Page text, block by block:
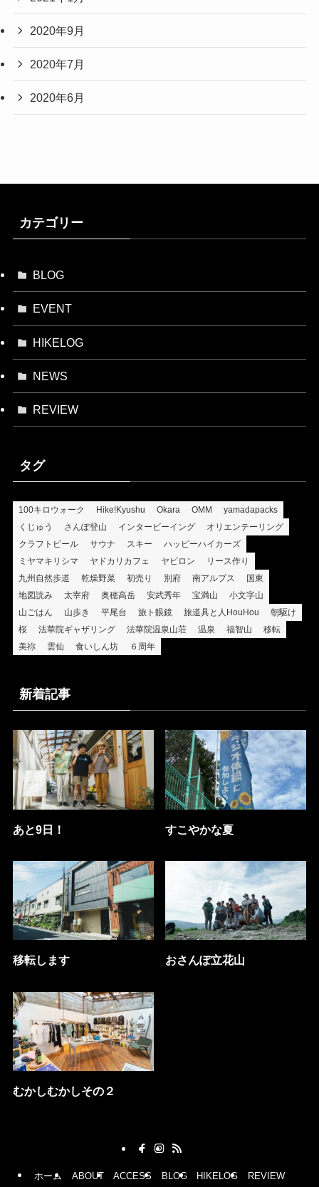
2020年9月
2020年7月
2020年6月
カテゴリー
BLOG
EVENT
HIKELOG
NEWS
REVIEW
タグ
100キロウォーク Hike!Kyushu Okara OMM
yamadapacks
くじゅう
さんぽ登山 インタービーイング
オリエンテーリング
クラフトビール
サウナ スキー
ハッピーハイカーズ
ミヤマキリシマ
ヤドカリカフェ ヤビロン
リース作り
九州自然歩道
乾燥野菜 初売り 別府 南アルプス
国東
地図読み
太宰府 奥穂高岳 安武秀年 宝満山
小文字山
山ごはん
山歩き 平尾台 旅ト眼鏡 旅道具と人HouHou
朝駆け
桜
法華院ギャザリング 法華院温泉山荘 温泉 福智山
移転
美祢
雲仙 食いしん坊 ６周年
新着記事
あと9日！ すこやかな夏
移転します おさんぽ立花山
むかしむかしその２
ホーム ABOUT ACCESS BLOG HIKELOG REVIEW